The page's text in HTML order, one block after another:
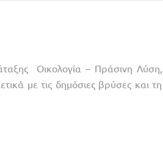
Οικολογία – Πράσινη Λύση,
με τις δημόσιες βρύσες και τη